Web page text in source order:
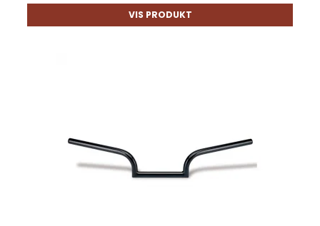
VIS PRODUKT